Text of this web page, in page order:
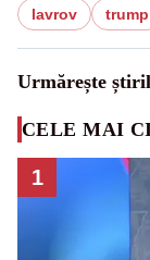
lavrov trump
Urmărește
CELE MAI
1